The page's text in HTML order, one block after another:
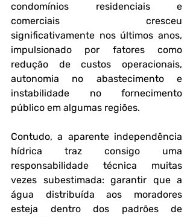
condomínios residenciais e
comerciais cresceu
significativamente nos últimos anos,
impulsionado por fatores como
redução de custos operacionais,
autonomia no abastecimento e
instabilidade no fornecimento
público em algumas regiões.
Contudo, a aparente independência
hídrica traz consigo uma
responsabilidade técnica muitas
vezes subestimada: garantir que a
água distribuída aos moradores
esteja dentro dos padrões de